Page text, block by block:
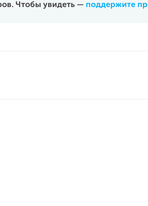
Чтобы увидеть — поддержите